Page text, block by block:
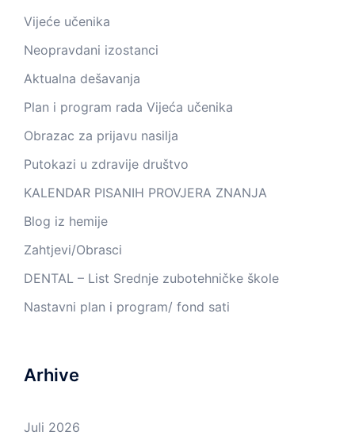
Vijeće učenika
Neopravdani izostanci
Aktualna dešavanja
Plan i program rada Vijeća učenika
Obrazac za prijavu nasilja
Putokazi u zdravije društvo
KALENDAR PISANIH PROVJERA ZNANJA
Blog iz hemije
Zahtjevi/Obrasci
DENTAL – List Srednje zubotehničke škole
Nastavni plan i program/ fond sati
Arhive
Juli 2026